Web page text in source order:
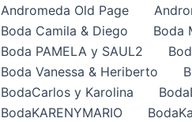
Andromeda Old Page
Boda Camila & Diego
Boda
Boda PAMELA y SAUL2
Boda Vanessa & Heriberto
BodaCarlos y Karolina
BodaKARENYMARIO